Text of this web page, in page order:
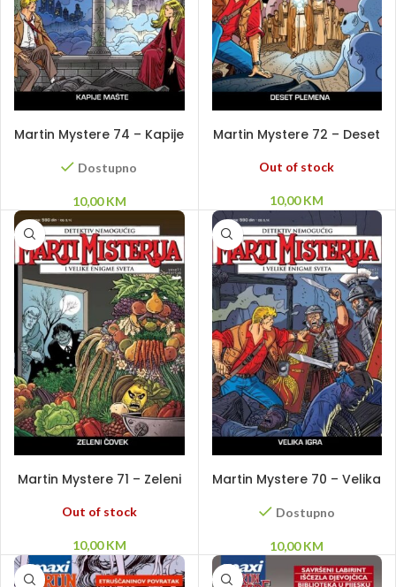
Martin Mystere 74 – Kapije
Dostupno
10,00KM
Martin Mystere 72 – Deset
plemena
Out of stock
10,00KM
Martin Mystere 71 – Zeleni
Out of stock
10,00KM
Martin Mystere 70 – Velika
Dostupno
10,00KM